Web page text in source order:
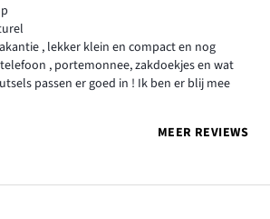
, lekker klein en compact en nog
, portemonnee, zakdoekjes en wat
passen er goed in ! Ik ben er blij mee
MEER REVIEWS